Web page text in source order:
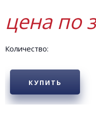
цена по
Количество:
КУПИТЬ